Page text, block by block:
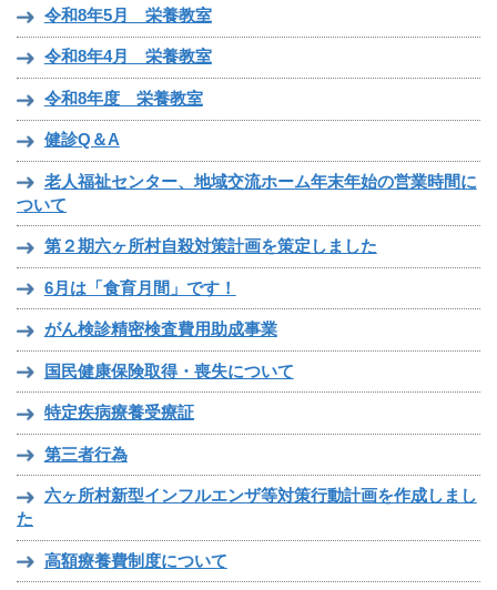
令和8年5月 栄養教室
令和8年4月 栄養教室
令和8年度 栄養教室
健診Q＆A
老人福祉センター、地域交流ホーム年末年始の営業時間に
ついて
第２期六ヶ所村自殺対策計画を策定しました
6月は「食育月間」です！
がん検診精密検査費用助成事業
国民健康保険取得・喪失について
特定疾病療養受療証
第三者行為
六ヶ所村新型インフルエンザ等対策行動計画を作成しまし
た
高額療養費制度について